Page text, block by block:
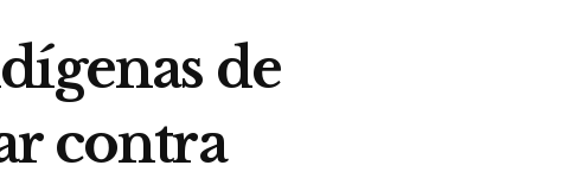
de
contra